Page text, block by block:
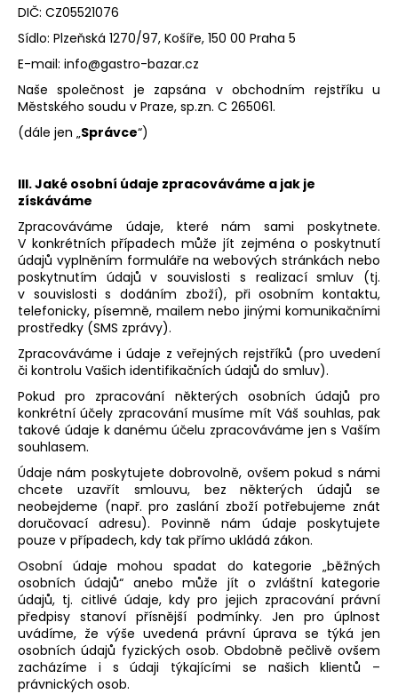
DIČ: CZ05521076
Sídlo: Plzeňská 1270/97, Košíře, 150 00 Praha 5
E-mail: info@gastro-bazar.cz
Naše společnost je zapsána v obchodním rejstříku u
Městského soudu v Praze, sp.zn. C 265061.
(dále jen „Správce“)
III. Jaké osobní údaje zpracováváme a jak je
získáváme
Zpracováváme údaje, které nám sami poskytnete.
V konkrétních případech může jít zejména o poskytnutí
údajů vyplněním formuláře na webových stránkách nebo
poskytnutím údajů v souvislosti s realizací smluv (tj.
v souvislosti s dodáním zboží), při osobním kontaktu,
telefonicky, písemně, mailem nebo jinými komunikačními
prostředky (SMS zprávy).
Zpracováváme i údaje z veřejných rejstříků (pro uvedení
či kontrolu Vašich identifikačních údajů do smluv).
Pokud pro zpracování některých osobních údajů pro
konkrétní účely zpracování musíme mít Váš souhlas, pak
takové údaje k danému účelu zpracováváme jen s Vaším
souhlasem.
Údaje nám poskytujete dobrovolně, ovšem pokud s námi
chcete uzavřít smlouvu, bez některých údajů se
neobejdeme (např. pro zaslání zboží potřebujeme znát
doručovací adresu). Povinně nám údaje poskytujete
pouze v případech, kdy tak přímo ukládá zákon.
Osobní údaje mohou spadat do kategorie „běžných
osobních údajů“ anebo může jít o zvláštní kategorie
údajů, tj. citlivé údaje, kdy pro jejich zpracování právní
předpisy stanoví přísnější podmínky. Jen pro úplnost
uvádíme, že výše uvedená právní úprava se týká jen
osobních údajů fyzických osob. Obdobně pečlivě ovšem
zacházíme i s údaji týkajícími se našich klientů –
právnických osob.